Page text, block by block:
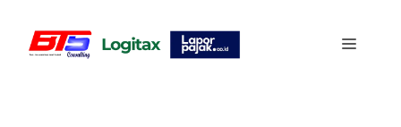
content
Menu